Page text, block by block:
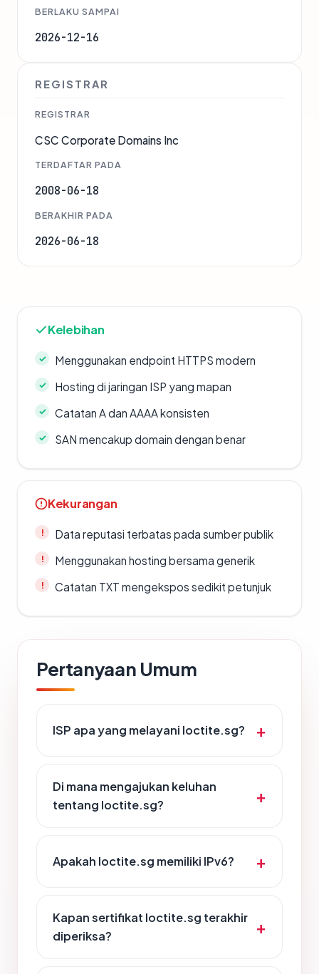
BERLAKU SAMPAI
2026-12-16
REGISTRAR
REGISTRAR
CSC Corporate Domains Inc
TERDAFTAR PADA
2008-06-18
BERAKHIR PADA
2026-06-18
Kelebihan
Menggunakan endpoint HTTPS modern
Hosting di jaringan ISP yang mapan
Catatan A dan AAAA konsisten
SAN mencakup domain dengan benar
Kekurangan
Data reputasi terbatas pada sumber publik
Menggunakan hosting bersama generik
Catatan TXT mengekspos sedikit petunjuk
Pertanyaan Umum
ISP apa yang melayani loctite.sg?
Di mana mengajukan keluhan
tentang loctite.sg?
Apakah loctite.sg memiliki IPv6?
Kapan sertifikat loctite.sg terakhir
diperiksa?